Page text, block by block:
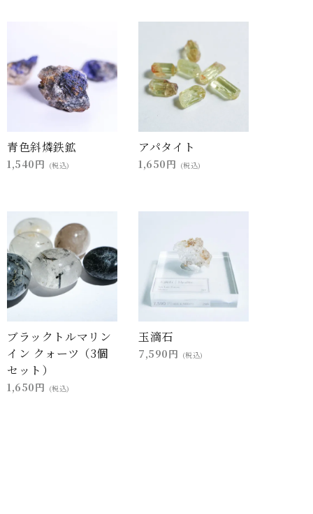
青色斜燐鉄鉱
1,540円 (税込)
アパタイト
1,650円 (税込)
ブラックトルマリン
イン クォーツ（3個
セット）
1,650円 (税込)
玉滴石
7,590円 (税込)